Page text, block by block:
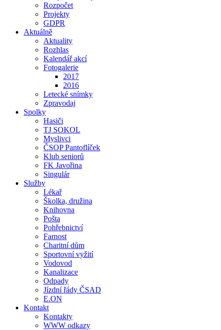
Rozpočet
Projekty
GDPR
Aktuálně
Aktuality
Rozhlas
Kalendář akcí
Fotogalerie
2017
2016
Letecké snímky
Zpravodaj
Spolky
Hasiči
TJ SOKOL
Myslivci
ČSOP Pantoflíček
Klub seniorů
FK Javořina
Singulár
Služby
Lékař
Školka, družina
Knihovna
Pošta
Pohřebnictví
Farnost
Charitní dům
Sportovní vyžití
Vodovod
Kanalizace
Odpady
Jízdní řády ČSAD
E.ON
Kontakt
Kontakty
WWW odkazy